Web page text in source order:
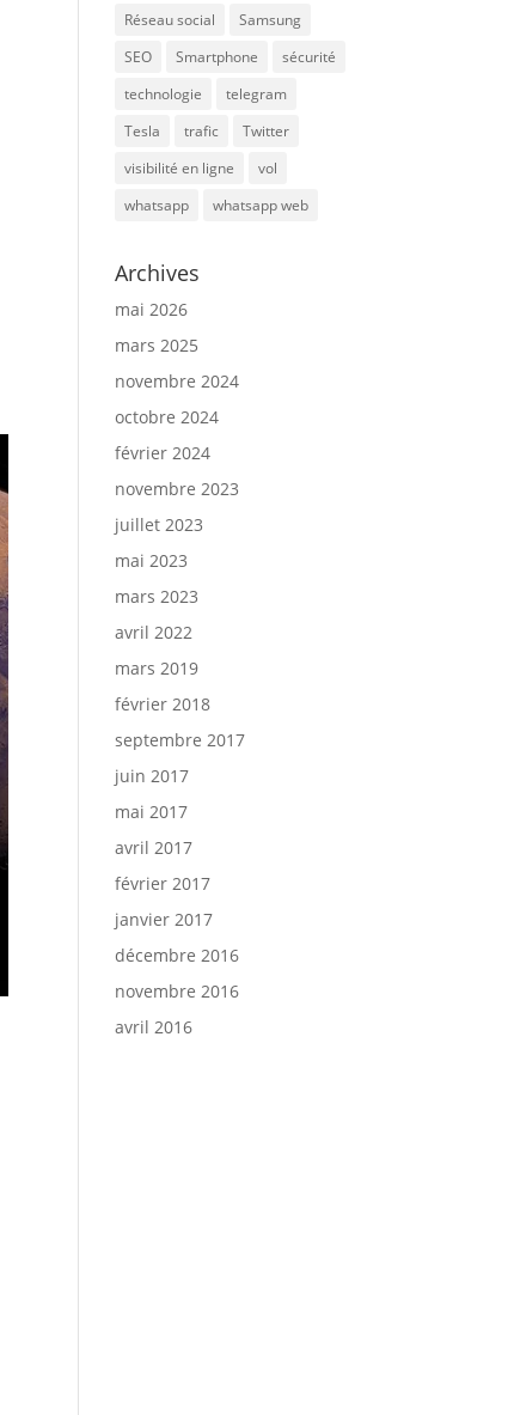
Réseau social
Samsung
SEO
Smartphone
sécurité
technologie
telegram
Tesla
trafic
Twitter
visibilité en ligne
vol
whatsapp
whatsapp web
Archives
mai 2026
mars 2025
novembre 2024
octobre 2024
février 2024
novembre 2023
juillet 2023
mai 2023
mars 2023
avril 2022
mars 2019
février 2018
septembre 2017
juin 2017
mai 2017
avril 2017
février 2017
janvier 2017
décembre 2016
novembre 2016
avril 2016